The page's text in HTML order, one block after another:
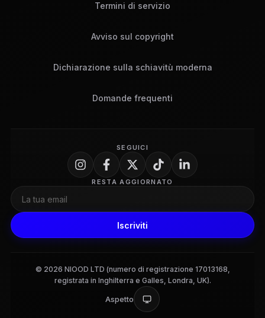
Termini di servizio
Avviso sul copyright
Dichiarazione sulla schiavitù moderna
Domande frequenti
SEGUICI
RESTA AGGIORNATO
Iscriviti
© 2026 NIOOD LTD (numero di registrazione 17013168,
registrata in Inghilterra e Galles, Londra, UK).
Aspetto